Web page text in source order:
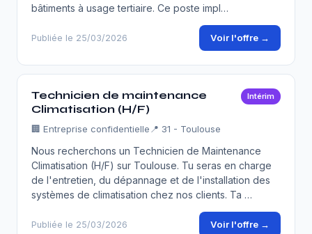
bâtiments à usage tertiaire. Ce poste impl…
Publiée le 25/03/2026 Voir l'offre →
Technicien de maintenance
Climatisation (H/F)
Intérim
🏢 Entreprise confidentielle 📍 31 - Toulouse
Nous recherchons un Technicien de Maintenance
Climatisation (H/F) sur Toulouse. Tu seras en charge
de l'entretien, du dépannage et de l'installation des
systèmes de climatisation chez nos clients. Ta …
Publiée le 25/03/2026 Voir l'offre →